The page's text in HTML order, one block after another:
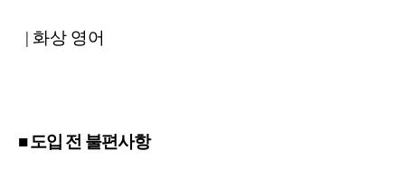
| 화상 영어
■ 도입 전 불편사항